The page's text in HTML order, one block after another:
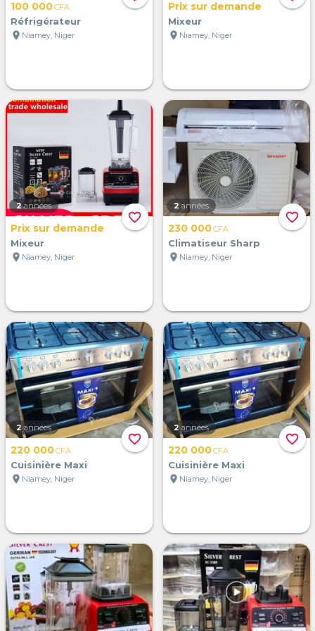
100 000CFA
Réfrigérateur
location_on Niamey, Niger
Prix sur demande
Mixeur
location_on Niamey, Niger
favorite_border
2 années
Prix sur demande
Mixeur
location_on Niamey, Niger
favorite_border
2 années
230 000CFA
Climatiseur Sharp
location_on Niamey, Niger
favorite_border
2 années
220 000CFA
Cuisinière Maxi
location_on Niamey, Niger
favorite_border
2 années
220 000CFA
Cuisinière Maxi
location_on Niamey, Niger